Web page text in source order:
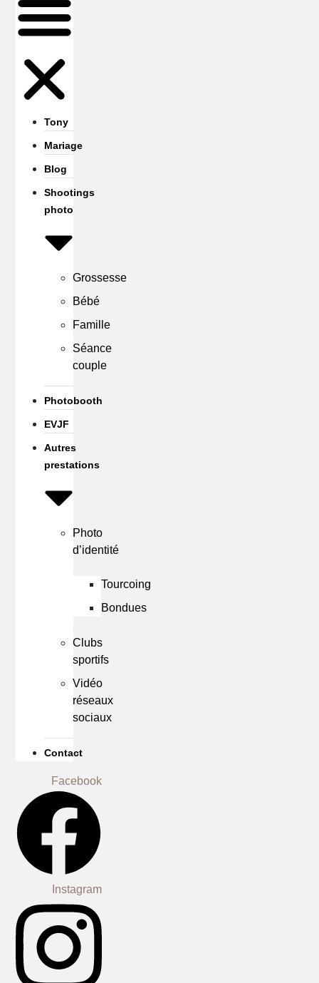
Tony
Mariage
Blog
Shootings
photo
Grossesse
Bébé
Famille
Séance
couple
Photobooth
EVJF
Autres
prestations
Photo
d’identité
Tourcoing
Bondues
Clubs
sportifs
Vidéo
réseaux
sociaux
Contact
Facebook
Instagram